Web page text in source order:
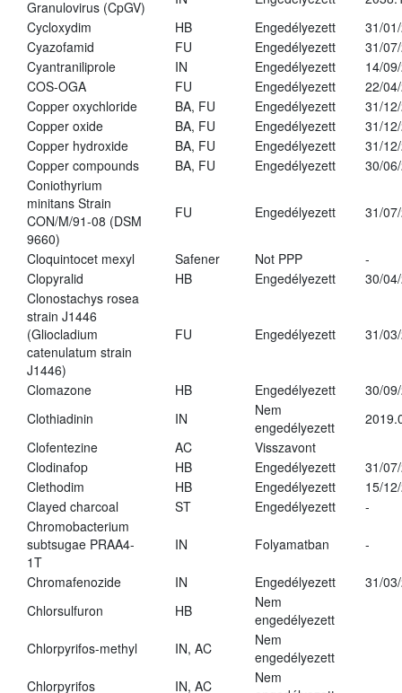
Granulovirus (CpGV)
Cycloxydim
HB Engedélyezett
31/
Cyazofamid
FU Engedélyezett
31/
Cyantraniliprole
IN Engedélyezett
14/
COS-OGA
FU Engedélyezett
22/
Copper oxychloride
BA, FU Engedélyezett
31/
Copper oxide
BA, FU Engedélyezett
31/
Copper hydroxide
BA, FU Engedélyezett
31/
Copper compounds
BA, FU Engedélyezett
30/
Coniothyrium
minitans Strain
CON/M/91-08 (DSM
9660)
FU Engedélyezett 31/
Cloquintocet mexyl Safener Not PPP
-
Clopyralid
HB Engedélyezett
30/
Clonostachys rosea
strain J1446
(Gliocladium
catenulatum strain
J1446)
FU Engedélyezett 31/
Clomazone HB Engedélyezett
30/
Clothiadinin
IN
Nem
engedélyezett
Clofentezine
AC
Visszavont
Clodinafop
HB Engedélyezett
31/
Clethodim
HB Engedélyezett
15/
Clayed charcoal
ST Engedélyezett
-
Chromobacterium
subtsugae PRAA4-
1T
IN Folyamatban -
Chromafenozide IN Engedélyezett
31/
Chlorsulfuron
HB
Nem
engedélyezett
Chlorpyrifos-methyl
IN, AC
Nem
engedélyezett
Chlorpyrifos
IN, AC
Nem